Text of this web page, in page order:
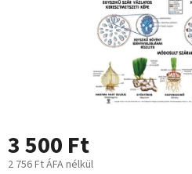
3 500 Ft
2 756 Ft ÁFA nélkül